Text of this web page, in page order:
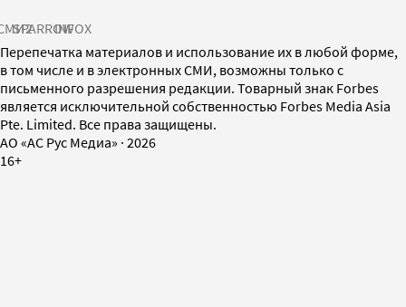
SPARROWINFOX
Перепечатка материалов и использование их в любой форме,
в том числе и в электронных СМИ, возможны только с
письменного разрешения редакции. Товарный знак Forbes
является исключительной собственностью Forbes Media Asia
Pte. Limited. Все права защищены.
AO «АС Рус Медиа» · 2026
16+